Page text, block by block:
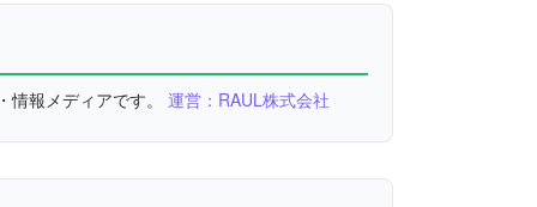
報メディアです。 運営：RAUL株式会社